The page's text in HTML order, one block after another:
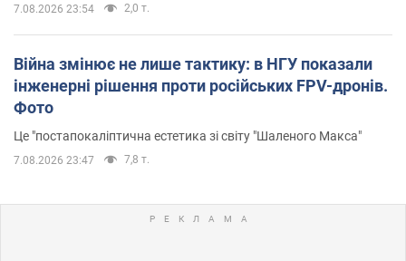
7.08.2026 23:54 2,0 т.
Війна змінює не лише тактику: в НГУ показали
інженерні рішення проти російських FPV-дронів.
Фото
Це "постапокаліптична естетика зі світу "Шаленого Макса"
7.08.2026 23:47 7,8 т.